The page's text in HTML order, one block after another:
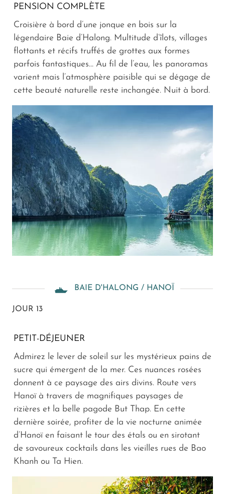
PENSION COMPLÈTE
Croisière à bord d’une jonque en bois sur la
légendaire Baie d’Halong. Multitude d’îlots, villages
flottants et récifs truffés de grottes aux formes
parfois fantastiques… Au fil de l’eau, les panoramas
varient mais l’atmosphère paisible qui se dégage de
cette beauté naturelle reste inchangée. Nuit à bord.
BAIE D'HALONG / HANOÏ
JOUR 13
PETIT-DÉJEUNER
Admirez le lever de soleil sur les mystérieux pains de
sucre qui émergent de la mer. Ces nuances rosées
donnent à ce paysage des airs divins. Route vers
Hanoï à travers de magnifiques paysages de
rizières et la belle pagode But Thap. En cette
dernière soirée, profiter de la vie nocturne animée
d’Hanoï en faisant le tour des étals ou en sirotant
de savoureux cocktails dans les vieilles rues de Bao
Khanh ou Ta Hien.